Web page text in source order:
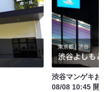
渋谷マンゲキ
08/08 10:45 開